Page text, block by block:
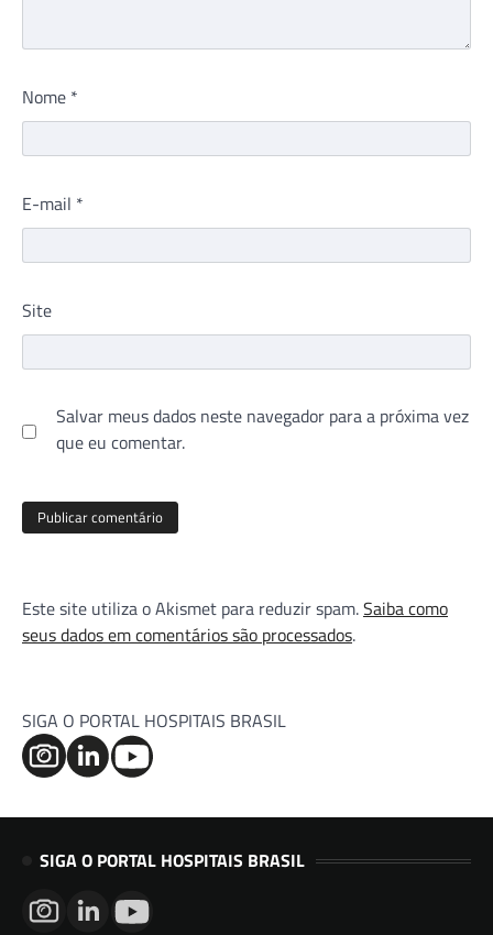
Nome *
E-mail *
Site
Salvar meus dados neste navegador para a próxima vez
que eu comentar.
Este site utiliza o Akismet para reduzir spam.Saiba como
seus dados em comentários são processados.
SIGA O PORTAL HOSPITAIS BRASIL
SIGA O PORTAL HOSPITAIS BRASIL